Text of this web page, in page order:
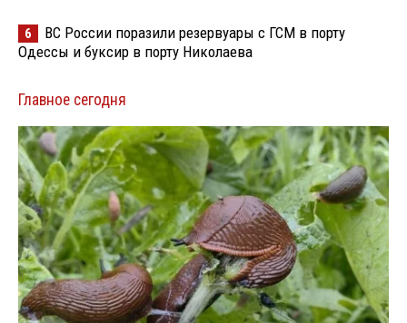
6
ВС России поразили резервуары с ГСМ в порту
Одессы и буксир в порту Николаева
Главное сегодня